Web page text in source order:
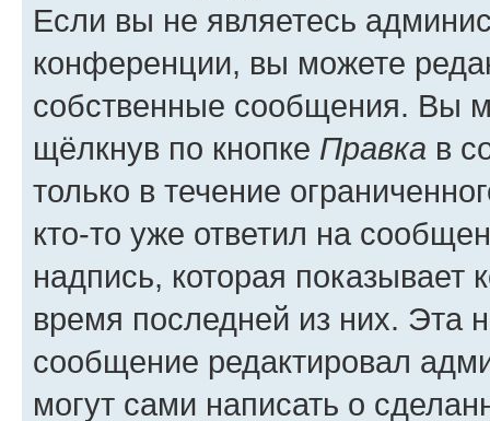
Если вы не являетесь
конференции, вы можете
собственные сообщения. Вы
щёлкнув по кнопке Правка в
только в течение
кто-то уже ответил на
надпись, которая показывает
время последней из них. Эта
сообщение редактировал
могут сами написать о